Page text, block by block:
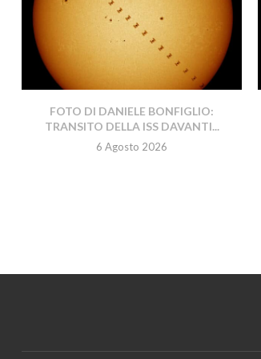
FOTO DI DANIELE BONFIGLIO:
TRANSITO DELLA ISS DAVANTI...
6 Agosto 2026